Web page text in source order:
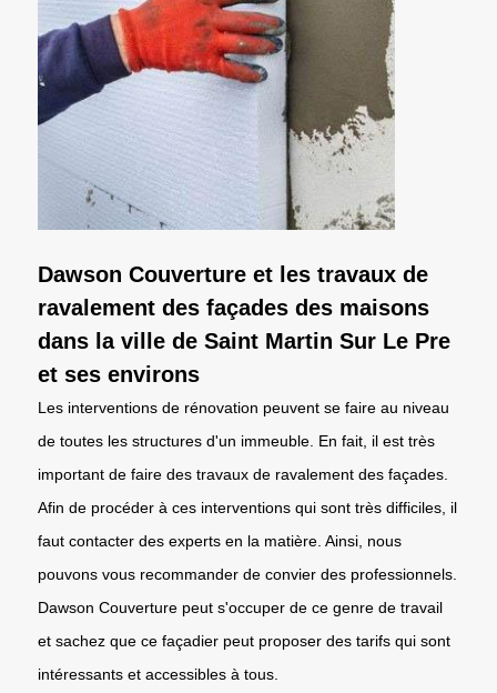
Dawson Couverture et les travaux de
ravalement des façades des maisons
dans la ville de Saint Martin Sur Le Pre
et ses environs
Les interventions de rénovation peuvent se faire au niveau
de toutes les structures d'un immeuble. En fait, il est très
important de faire des travaux de ravalement des façades.
Afin de procéder à ces interventions qui sont très difficiles, il
faut contacter des experts en la matière. Ainsi, nous
pouvons vous recommander de convier des professionnels.
Dawson Couverture peut s'occuper de ce genre de travail
et sachez que ce façadier peut proposer des tarifs qui sont
intéressants et accessibles à tous.